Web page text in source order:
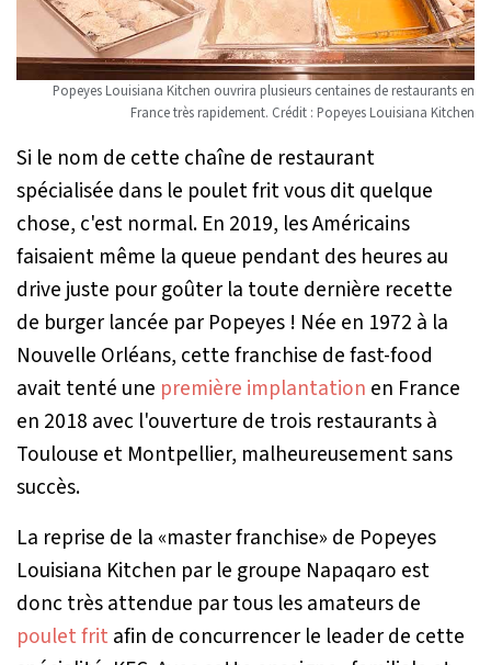
Popeyes Louisiana Kitchen ouvrira plusieurs centaines de restaurants en
France très rapidement. Crédit : Popeyes Louisiana Kitchen
Si le nom de cette chaîne de restaurant
spécialisée dans le poulet frit vous dit quelque
chose, c'est normal. En 2019, les Américains
faisaient même la queue pendant des heures au
drive juste pour goûter la toute dernière recette
de burger lancée par Popeyes ! Née en 1972 à la
Nouvelle Orléans, cette franchise de fast-food
avait tenté une première implantation en France
en 2018 avec l'ouverture de trois restaurants à
Toulouse et Montpellier, malheureusement sans
succès.
La reprise de la «master franchise» de Popeyes
Louisiana Kitchen par le groupe Napaqaro est
donc très attendue par tous les amateurs de
poulet fritafin de concurrencer le leader de cette